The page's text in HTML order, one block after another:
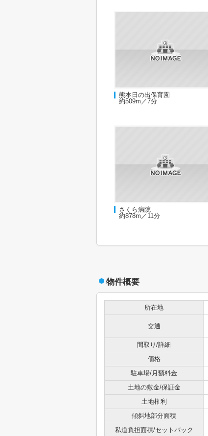
熊本日の出保育園
約509m／7分
さくら病院
約878m／11分
物件概要
所在地
交通
間取り/詳細
価格
駐車場/月額料金
土地の敷金/保証金
土地権利
傾斜地部分面積
私道負担面積/セットバック